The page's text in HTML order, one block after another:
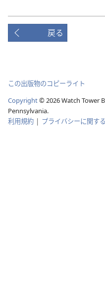
戻る
この出版物のコピーライト
Copyright©2026Watch Tower
Pennsylvania.
利用規約 | プライバシーに関す